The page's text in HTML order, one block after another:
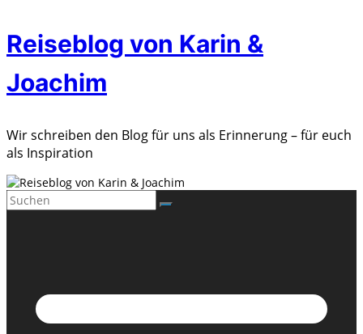
Zum
Inhalt
springen
Reiseblog von Karin &
Joachim
Wir schreiben den Blog für uns als Erinnerung – für euch
als Inspiration